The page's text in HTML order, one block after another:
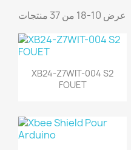
عرض 10-18 من 37 منتجات
XB24-Z7WIT-004 S2
FOUET